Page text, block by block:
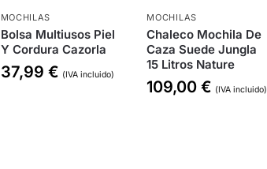
MOCHILAS
Bolsa Multiusos Piel
Y Cordura Cazorla
37,99 € (IVA incluido)
MOCHILAS
Chaleco Mochila De
Caza Suede Jungla
15 Litros Nature
109,00€ (IVA incluido)